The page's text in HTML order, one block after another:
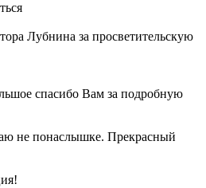
Лубнина за просветительскую
спасибо Вам за подробную
не понаслышке. Прекрасный